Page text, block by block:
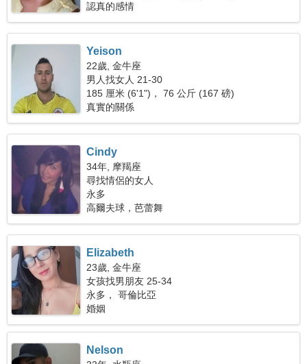
認真的感情
Yeison
22歲, 金牛座
男人找女人 21-30
185 厘米 (6'1")， 76 公斤 (167 磅)
真實的關係
Cindy
34年, 摩羯座
尋找情侶的女人
永多
高爾夫球，芭蕾舞
Elizabeth
23歲, 金牛座
女孩找男朋友 25-34
永多， 哥倫比亞
婚姻
Nelson